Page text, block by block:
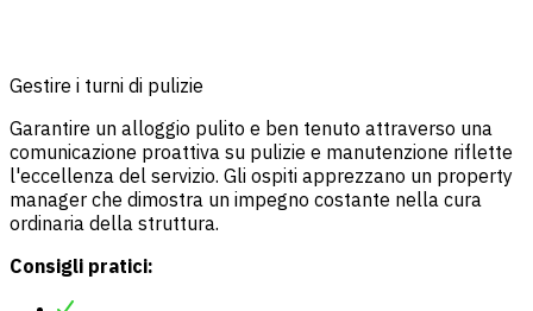
Gestire i turni di pulizie
Garantire un alloggio pulito e ben tenuto attraverso una
comunicazione proattiva su pulizie e manutenzione riflette
l'eccellenza del servizio. Gli ospiti apprezzano un property
manager che dimostra un impegno costante nella cura
ordinaria della struttura.
Consigli pratici: